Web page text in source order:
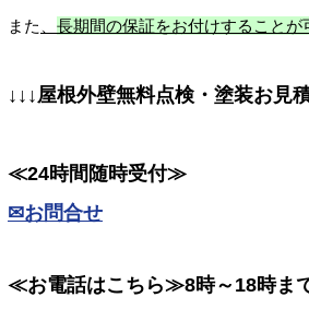
また 長期間の保証をお付けすることが
↓↓↓屋根外壁無料点検・塗装お見
≪24時間随時受付≫
✉お問合せ
≪お電話はこちら≫8時～18時ま